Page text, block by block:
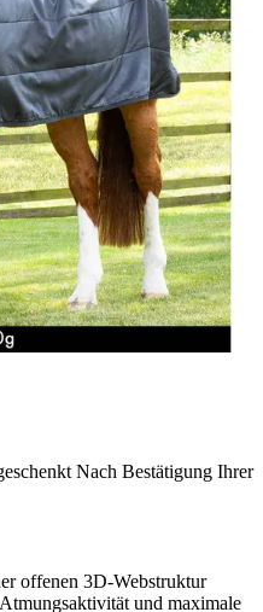
Nach Bestätigung Ihrer
offenen 3D-Webstruktur
und maximale